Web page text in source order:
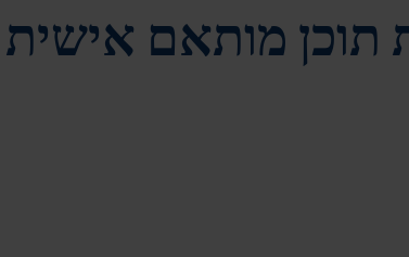
תוכן מותאם